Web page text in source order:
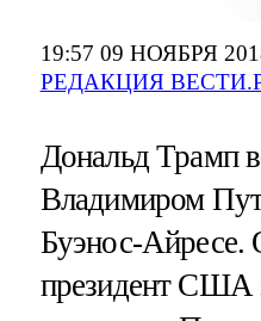
19:57 09 НОЯБРЯ
РЕДАКЦИЯ
Дональд Трамп
Владимиром
Буэнос-Айресе.
президент США